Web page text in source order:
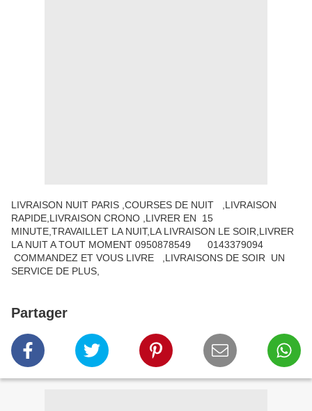
LIVRAISON NUIT PARIS ,COURSES DE NUIT ,LIVRAISON
RAPIDE,LIVRAISON CRONO ,LIVRER EN 15
MINUTE,TRAVAILLET LA NUIT,LA LIVRAISON LE SOIR,LIVRER
LA NUIT A TOUT MOMENT 0950878549 0143379094
COMMANDEZ ET VOUS LIVRE ,LIVRAISONS DE SOIR UN
SERVICE DE PLUS,
Partager